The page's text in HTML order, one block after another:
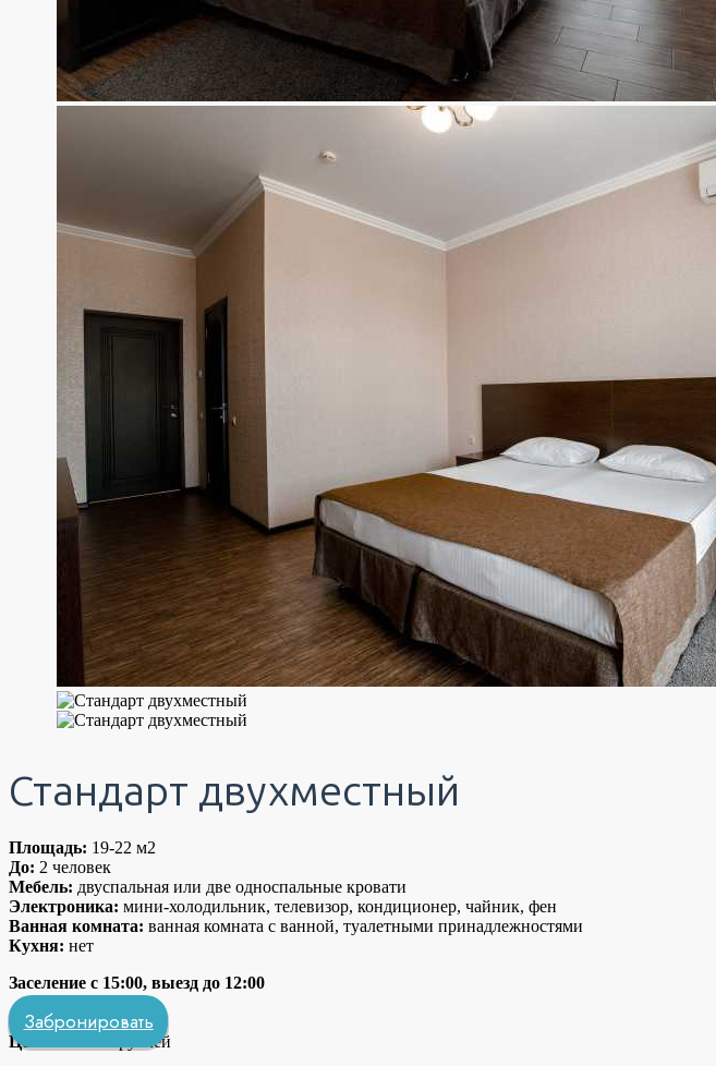
Стандарт двухместный
Площадь: 19-22 м2
До: 2 человек
Мебель: двуспальная или две односпальные кровати
Электроника: мини-холодильник, телевизор, кондиционер, чайник, фен
Ванная комната: ванная комната с ванной, туалетными принадлежностями
Кухня: нет
Заселение с 15:00, выезд до 12:00
Забронировать
Цена: от рублей